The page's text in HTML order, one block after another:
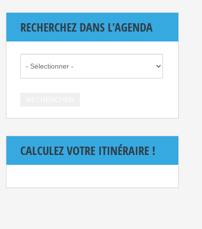
RECHERCHEZ DANS L'AGENDA
CALCULEZ VOTRE ITINÉRAIRE !